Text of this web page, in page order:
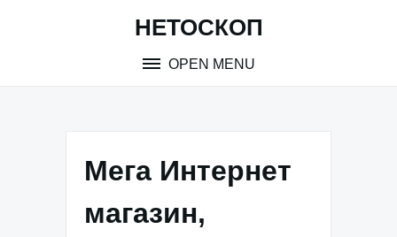
НЕТОСКОП
OPEN MENU
Мега Интернет
магазин,